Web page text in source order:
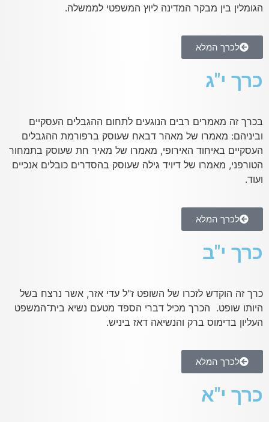
הגומלין בין מבקר המדינה ליוץ המשפטי לממשלה.
לכרך המלא
כרך י"ג
בכרך זה מאמרים רבים הנוגעים לתחום ההגבלים העסקיים
וביניהם: מאמרו של מאהר דבאח שעוסק ברפורמת ההגבלים
העסקיים באיחוד האירופי, מאמרו של מאיר חת שעוסק בתמחור
הטורפני, מאמרו של דיויד גילה שעוסק בהסדרים כובלים אנכיים
ועוד.
לכרך המלא
כרך י"ב
כרך זה הוקדש לזכרו של השופט ז"ל עדי אזר, אשר נרצח בשל
היותו שופט. הכרך מכיל דברי הספד מטעם נשיא בית־המשפט
העליון בדימוס ברק והנשיאה דאז ביניש.
לכרך המלא
כרך י"א